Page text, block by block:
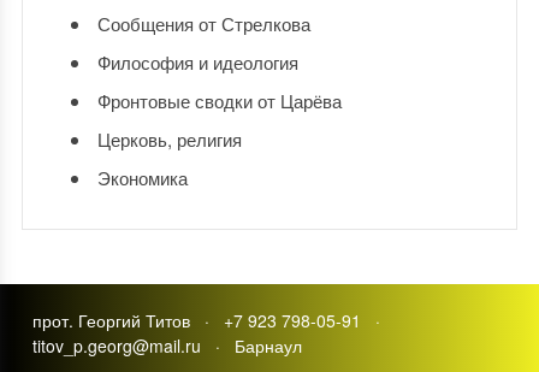
Сообщения от Стрелкова
Философия и идеология
Фронтовые сводки от Царёва
Церковь, религия
Экономика
прот. Георгий Титов · +7 923 798-05-91 ·
titov_p.georg@mail.ru · Барнаул